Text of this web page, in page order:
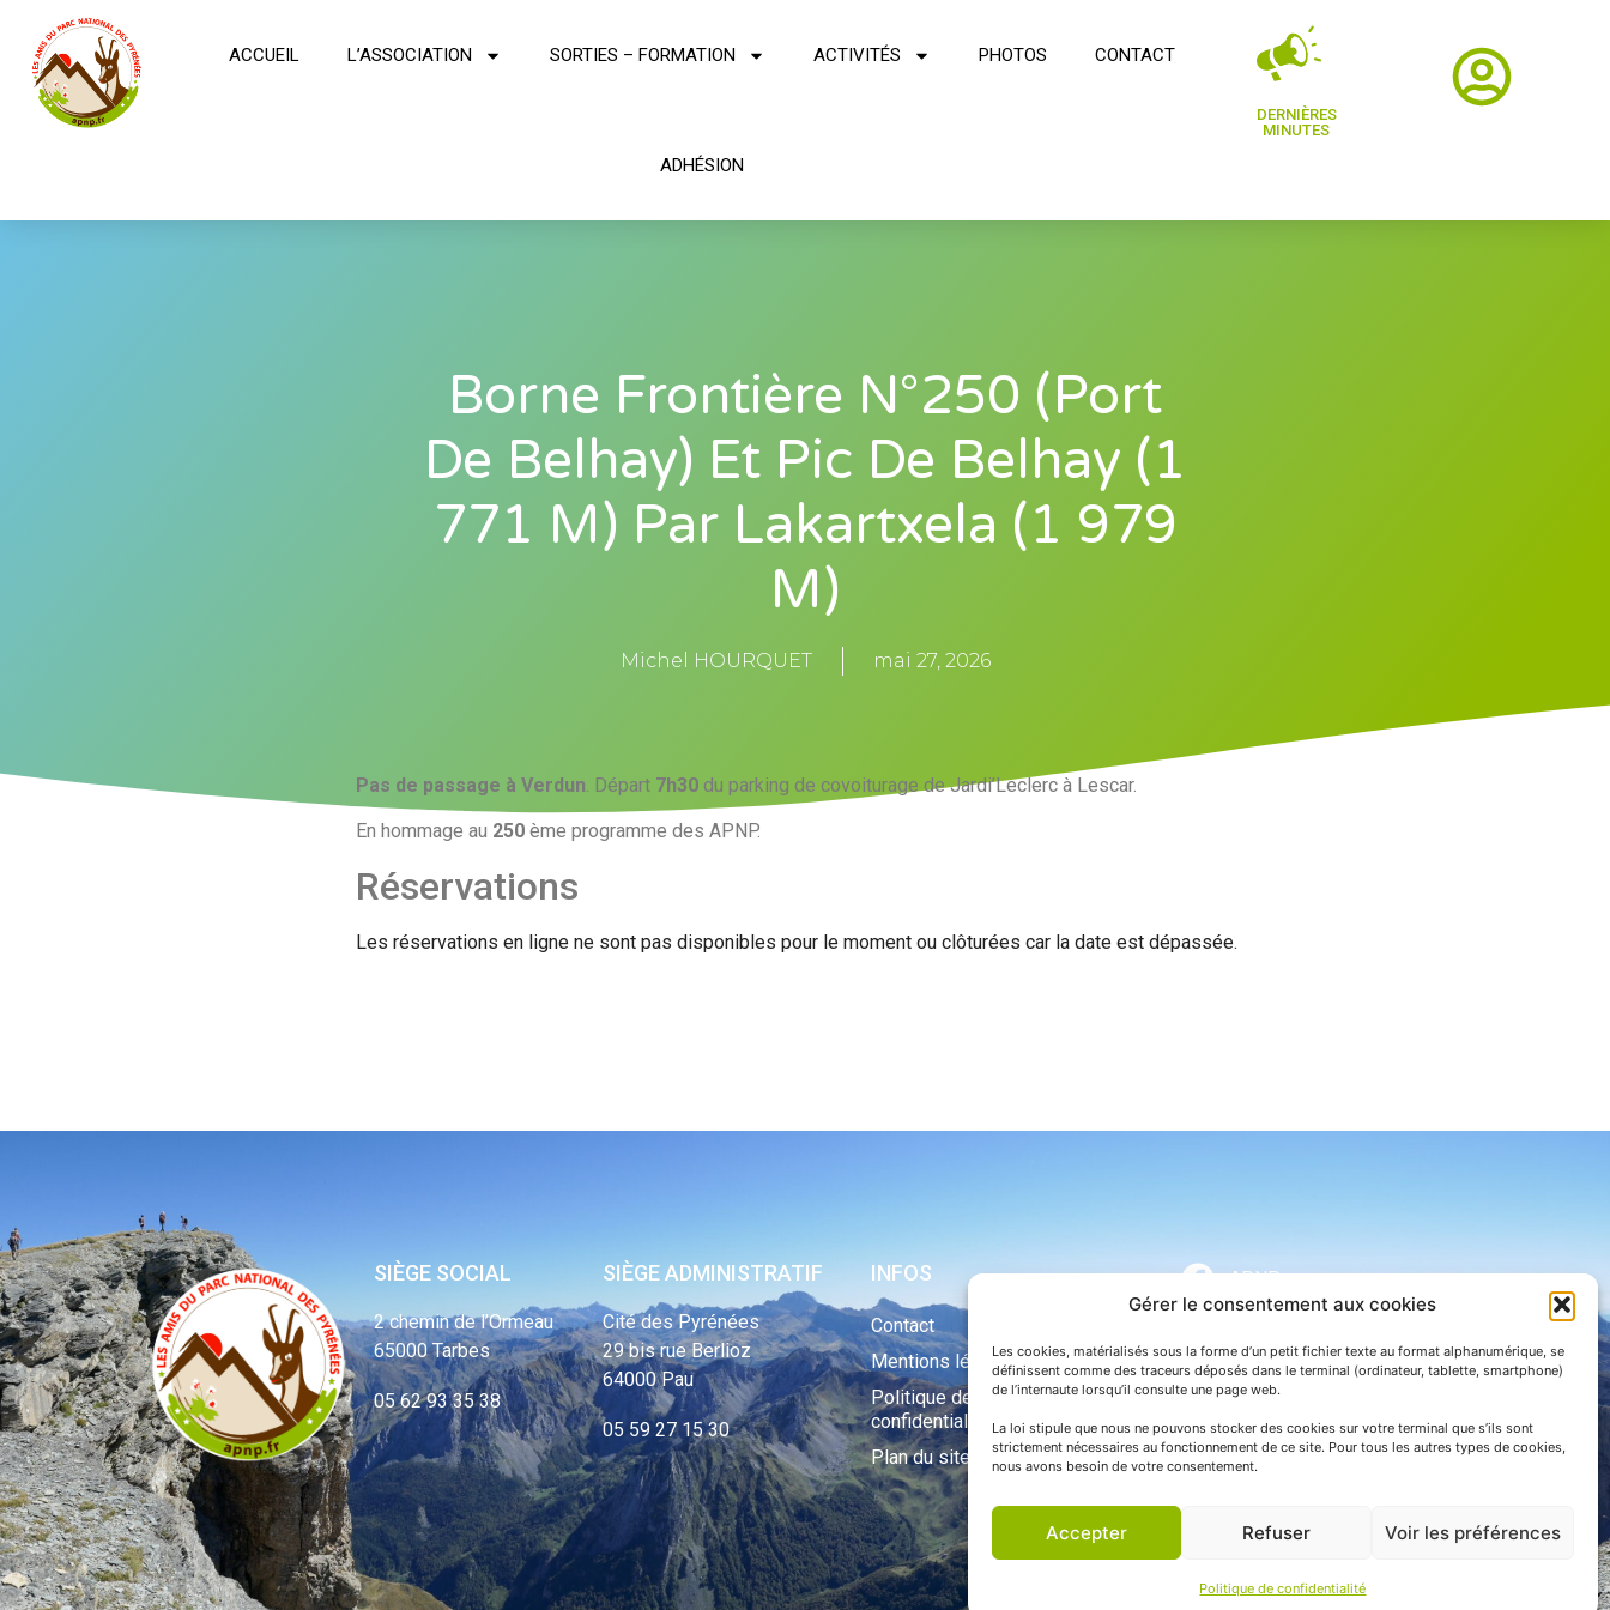
Gérer le consentement aux cookies
Les cookies, matérialisés sous la forme d’un petit fichier texte au format alphanumérique, se
définissent comme des traceurs déposés dans le terminal (ordinateur, tablette, smartphone)
de l’internaute lorsqu’il consulte une page web.
La loi stipule que nous ne pouvons stocker des cookies sur votre terminal que s’ils sont
strictement nécessaires au fonctionnement de ce site. Pour tous les autres types de cookies,
nous avons besoin de votre consentement.
Accepter Refuser Voir les préférences
Politique de confidentialité
ACCUEIL L’ASSOCIATION SORTIES – FORMATION ACTIVITÉS PHOTOS CONTACT
ADHÉSION
DERNIÈRES
MINUTES
Borne Frontière N°250 (Port
De Belhay) Et Pic De Belhay (1
771 M) Par Lakartxela (1 979
M)
Michel HOURQUET mai 27, 2026
Pas de passage à Verdun. Départ 7h30 du parking de covoiturage de Jardi’Leclerc à Lescar.
En hommage au 250 ème programme des APNP.
Réservations
Les réservations en ligne ne sont pas disponibles pour le moment ou clôturées car la date est dépassée.
SIÈGE SOCIAL
2 chemin de l’Ormeau
65000 Tarbes
05 62 93 35 38
SIÈGE ADMINISTRATIF
Cité des Pyrénées
29 bis rue Berlioz
64000 Pau
05 59 27 15 30
INFOS
Contact
Mentions légales
Politique de
confidentialité
Plan du site
APNP
Parc national des Pyrénées